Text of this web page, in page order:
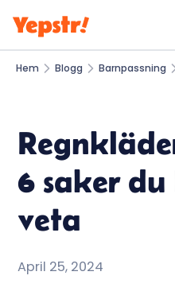
Hem Blogg Barnpassning
6 saker du
veta
April 25, 2024